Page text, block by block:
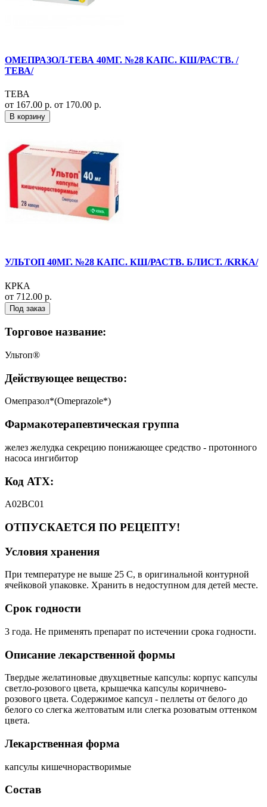
ОМЕПРАЗОЛ-ТЕВА 40МГ. №28 КАПС. КШ/РАСТВ. /
ТЕВА/
ТЕВА
от 167.00 р. от 170.00 р.
В корзину
УЛЬТОП 40МГ. №28 КАПС. КШ/РАСТВ. БЛИСТ. /KRKA/
КРКА
от 712.00 р.
Под заказ
Торговое название:
Ультоп®
Действующее вещество:
Омепразол*(Omeprazole*)
Фармакотерапевтическая группа
желез желудка секрецию понижающее средство - протонного
насоса ингибитор
Код АТХ:
А02ВС01
ОТПУСКАЕТСЯ ПО РЕЦЕПТУ!
Условия хранения
При температуре не выше 25 C, в оригинальной контурной
ячейковой упаковке. Хранить в недоступном для детей месте.
Срок годности
3 года. Не применять препарат по истечении срока годности.
Описание лекарственной формы
Твердые желатиновые двухцветные капсулы: корпус капсулы
светло-розового цвета, крышечка капсулы коричнево-
розового цвета. Содержимое капсул - пеллеты от белого до
белого со слегка желтоватым или слегка розоватым оттенком
цвета.
Лекарственная форма
капсулы кишечнорастворимые
Состав